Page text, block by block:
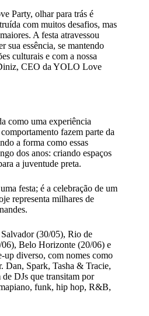
Party, olhar para trás é
com muitos desafios, mas
A festa atravessou
sua essência, se mantendo
culturais e com a nossa
CEO da YOLO Love
como uma experiência
fazem parte da
a forma como essas
dos anos: criando espaços
a juventude preta.
festa; é a celebração de um
representa milhares de
(30/05), Rio de
Belo Horizonte (20/06) e
diverso, com nomes como
Dan, Spark, Tasha & Tracie,
DJs que transitam por
funk, hip hop, R&B,